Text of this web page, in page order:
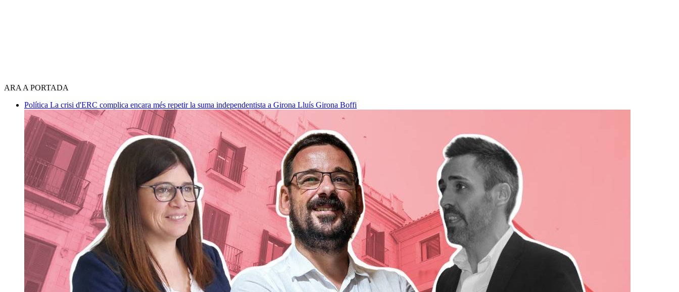
ARA A PORTADA
Política La crisi d'ERC complica encara més repetir la suma independentista a Girona Lluís Girona Boffi